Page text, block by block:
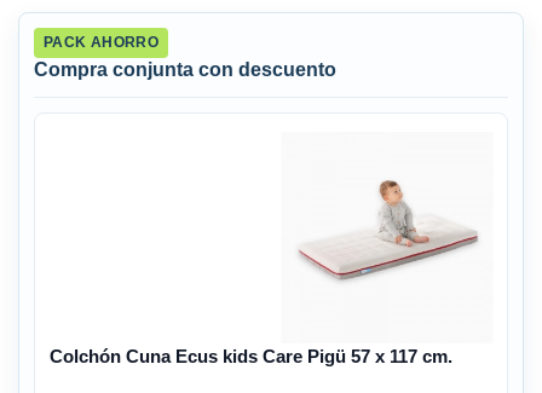
PACK AHORRO
Compra conjunta con descuento
Colchón Cuna Ecus kids Care Pigü 57 x 117 cm.